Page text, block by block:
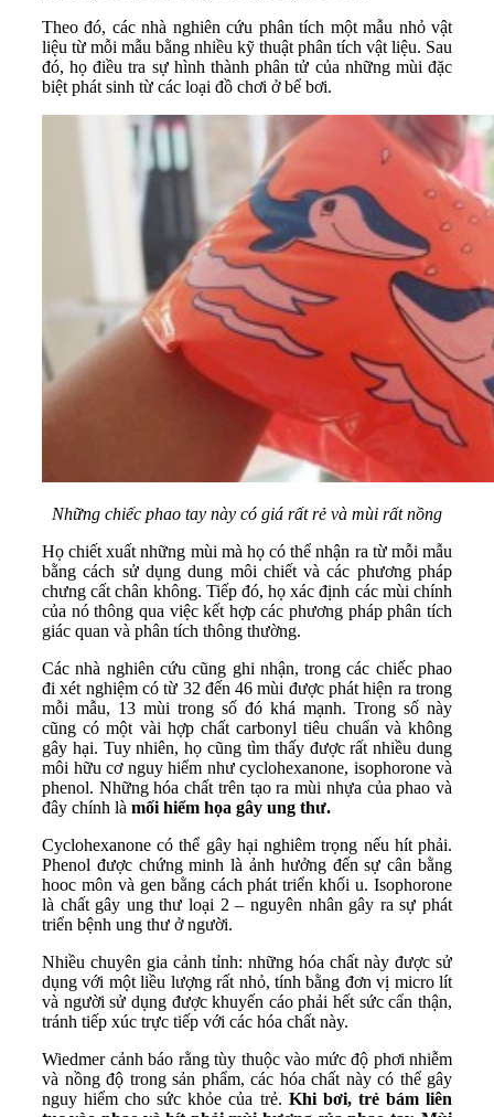
Theo đó, các nhà nghiên cứu phân tích một mẫu nhỏ vật
liệu từ mỗi mẫu bằng nhiều kỹ thuật phân tích vật liệu. Sau
đó, họ điều tra sự hình thành phân tử của những mùi đặc
biệt phát sinh từ các loại đồ chơi ở bể bơi.
Những chiếc phao tay này có giá rất rẻ và mùi rất nồng
Họ chiết xuất những mùi mà họ có thể nhận ra từ mỗi mẫu
bằng cách sử dụng dung môi chiết và các phương pháp
chưng cất chân không. Tiếp đó, họ xác định các mùi chính
của nó thông qua việc kết hợp các phương pháp phân tích
giác quan và phân tích thông thường.
Các nhà nghiên cứu cũng ghi nhận, trong các chiếc phao
đi xét nghiệm có từ 32 đến 46 mùi được phát hiện ra trong
mỗi mẫu, 13 mùi trong số đó khá mạnh. Trong số này
cũng có một vài hợp chất carbonyl tiêu chuẩn và không
gây hại. Tuy nhiên, họ cũng tìm thấy được rất nhiều dung
môi hữu cơ nguy hiểm như cyclohexanone, isophorone và
phenol. Những hóa chất trên tạo ra mùi nhựa của phao và
đây chính là mối hiểm họa gây ung thư.
Cyclohexanone có thể gây hại nghiêm trọng nếu hít phải.
Phenol được chứng minh là ảnh hưởng đến sự cân bằng
hooc môn và gen bằng cách phát triển khối u. Isophorone
là chất gây ung thư loại 2 – nguyên nhân gây ra sự phát
triển bệnh ung thư ở người.
Nhiều chuyên gia cảnh tỉnh: những hóa chất này được sử
dụng với một liều lượng rất nhỏ, tính bằng đơn vị micro lít
và người sử dụng được khuyến cáo phải hết sức cẩn thận,
tránh tiếp xúc trực tiếp với các hóa chất này.
Wiedmer cảnh báo rằng tùy thuộc vào mức độ phơi nhiễm
và nồng độ trong sản phẩm, các hóa chất này có thể gây
nguy hiểm cho sức khỏe của trẻ. Khi bơi, trẻ bám liên